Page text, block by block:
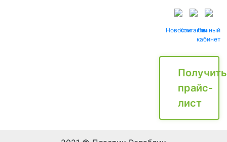
НовостиКонтактыЛичный
кабинет
Получить
прайс-
лист